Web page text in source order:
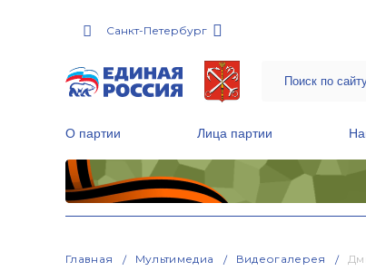
Санкт-Петербург
О партии Лица партии
Главная Мультимедиа Видеогалерея